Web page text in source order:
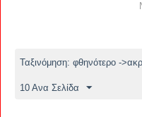
Ταξινόμηση: φθηνότερο -
10 Ανα Σελίδα